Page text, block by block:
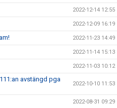
2022-12-14 12:55
2022-12-09 16:19
2022-11-23 14:49
2022-11-14 15:13
2022-11-03 10:12
avstängd pga
2022-10-10 11:53
2022-08-31 09:29